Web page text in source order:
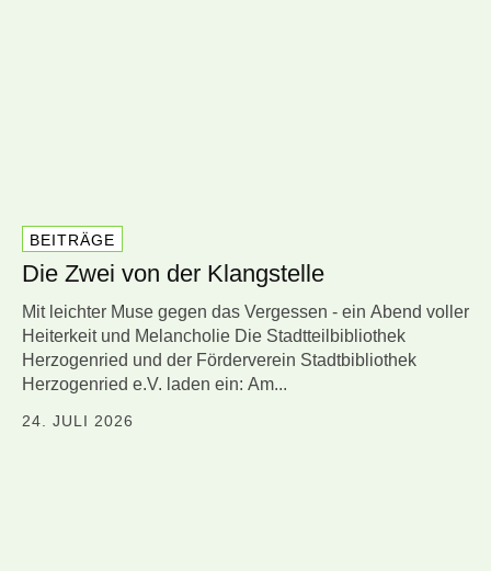
BEITRÄGE
Die Zwei von der Klangstelle
Mit leichter Muse gegen das Vergessen - ein Abend voller
Heiterkeit und Melancholie Die Stadtteilbibliothek
Herzogenried und der Förderverein Stadtbibliothek
Herzogenried e.V. laden ein: Am...
24. JULI 2026